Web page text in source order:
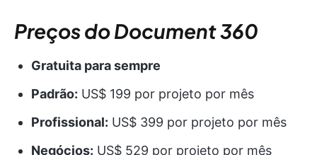
Preços do Document 360
Gratuita para sempre
Padrão: US$ 199 por projeto por mês
Profissional: US$ 399 por projeto por mês
Negócios: US$ 529 por projeto por mês